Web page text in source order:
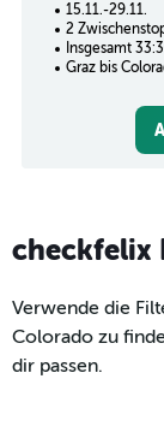
15.11.-29.11.
2
Insgesamt
Graz bis
checkfelix
Verwende die
Colorado zu
dir passen.